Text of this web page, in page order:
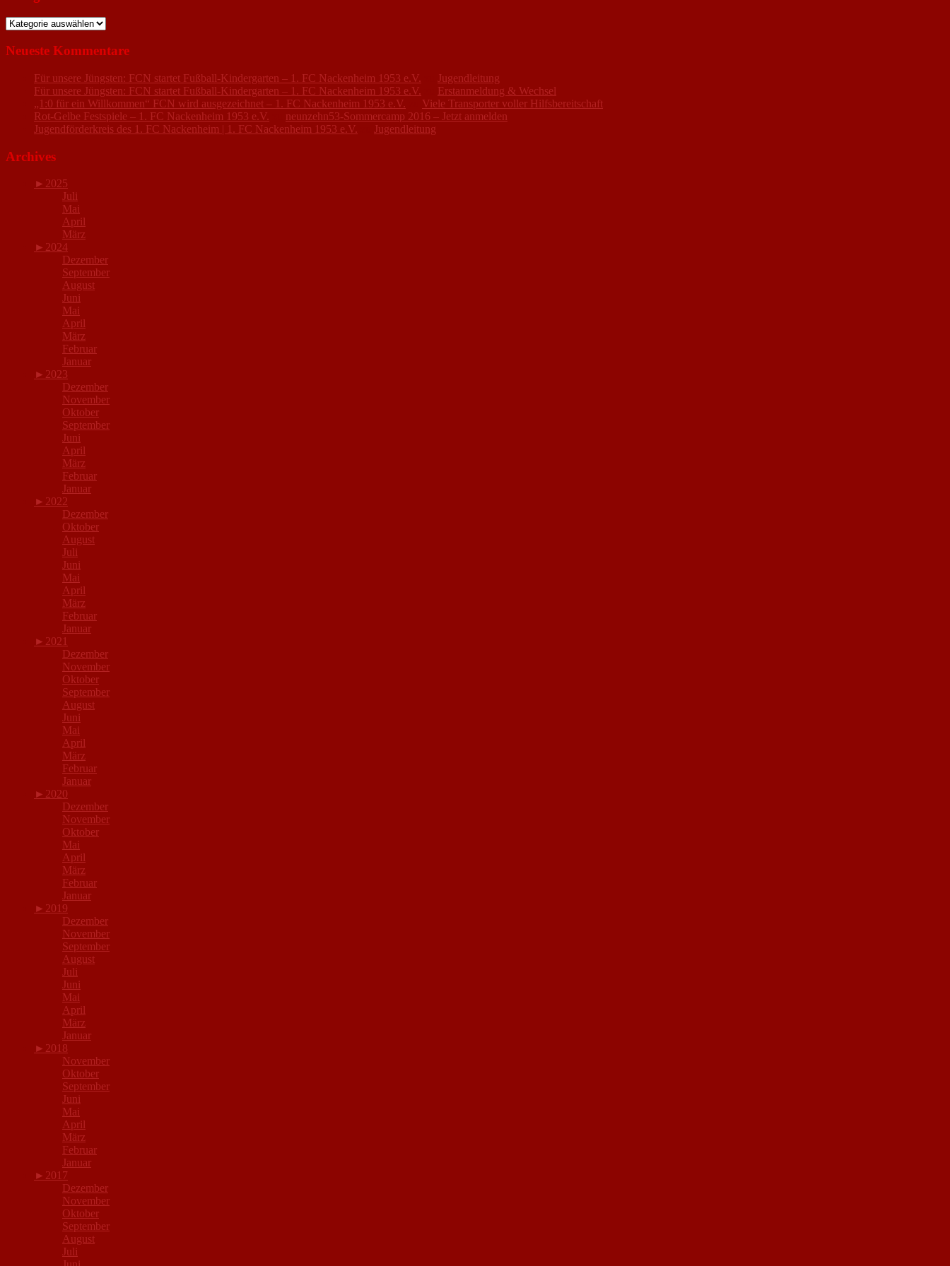
Kategorien
Neueste Kommentare
Für unsere Jüngsten: FCN startet Fußball-Kindergarten – 1. FC Nackenheim 1953 e.V.
Jugendleitung
Für unsere Jüngsten: FCN startet Fußball-Kindergarten – 1. FC Nackenheim 1953 e.V.
Erstanmeldung & Wechsel
„1:0 für ein Willkommen“ FCN wird ausgezeichnet – 1. FC Nackenheim 1953 e.V.
Viele Transporter voller Hilfsbereitschaft
Rot-Gelbe Festspiele – 1. FC Nackenheim 1953 e.V.
neunzehn53-Sommercamp 2016 – Jetzt anmelden
Jugendförderkreis des 1. FC Nackenheim | 1. FC Nackenheim 1953 e.V.
Jugendleitung
Archives
► 2025
Juli
Mai
April
März
► 2024
Dezember
September
August
Juni
Mai
April
März
Februar
Januar
► 2023
Dezember
November
Oktober
September
Juni
April
März
Februar
Januar
► 2022
Dezember
Oktober
August
Juli
Juni
Mai
April
März
Februar
Januar
► 2021
Dezember
November
Oktober
September
August
Juni
Mai
April
März
Februar
Januar
► 2020
Dezember
November
Oktober
Mai
April
März
Februar
Januar
► 2019
Dezember
November
September
August
Juli
Juni
Mai
April
März
Januar
► 2018
November
Oktober
September
Juni
Mai
April
März
Februar
Januar
► 2017
Dezember
November
Oktober
September
August
Juli